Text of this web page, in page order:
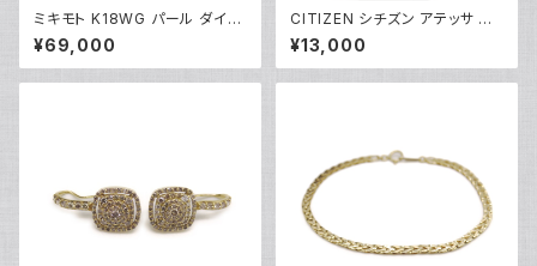
ミキモト K18WG パール ダイヤ
モンド イヤリング 18金 ホワイト
ゴールド ネジ式 Y05248
¥69,000
CITIZEN シチズン アテッサ エ
コドライブ ソーラー 電波時計 H
410-T003967 黒文字盤 Y05
270
¥13,000